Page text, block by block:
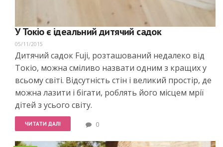
У Токіо є ідеальний дитячий садок
05/11/2015
Дитячий садок Fuji, розташований недалеко від
Токіо, можна сміливо назвати одним з кращих у
всьому світі. Відсутність стін і великий простір, де
можна лазити і бігати, роблять його місцем мрії
дітей з усього світу.
ЧИТАТИ ДАЛІ 0